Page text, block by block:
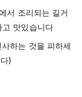
서 조리되는 길거
맛있습니다
하는 것을 피하세
)